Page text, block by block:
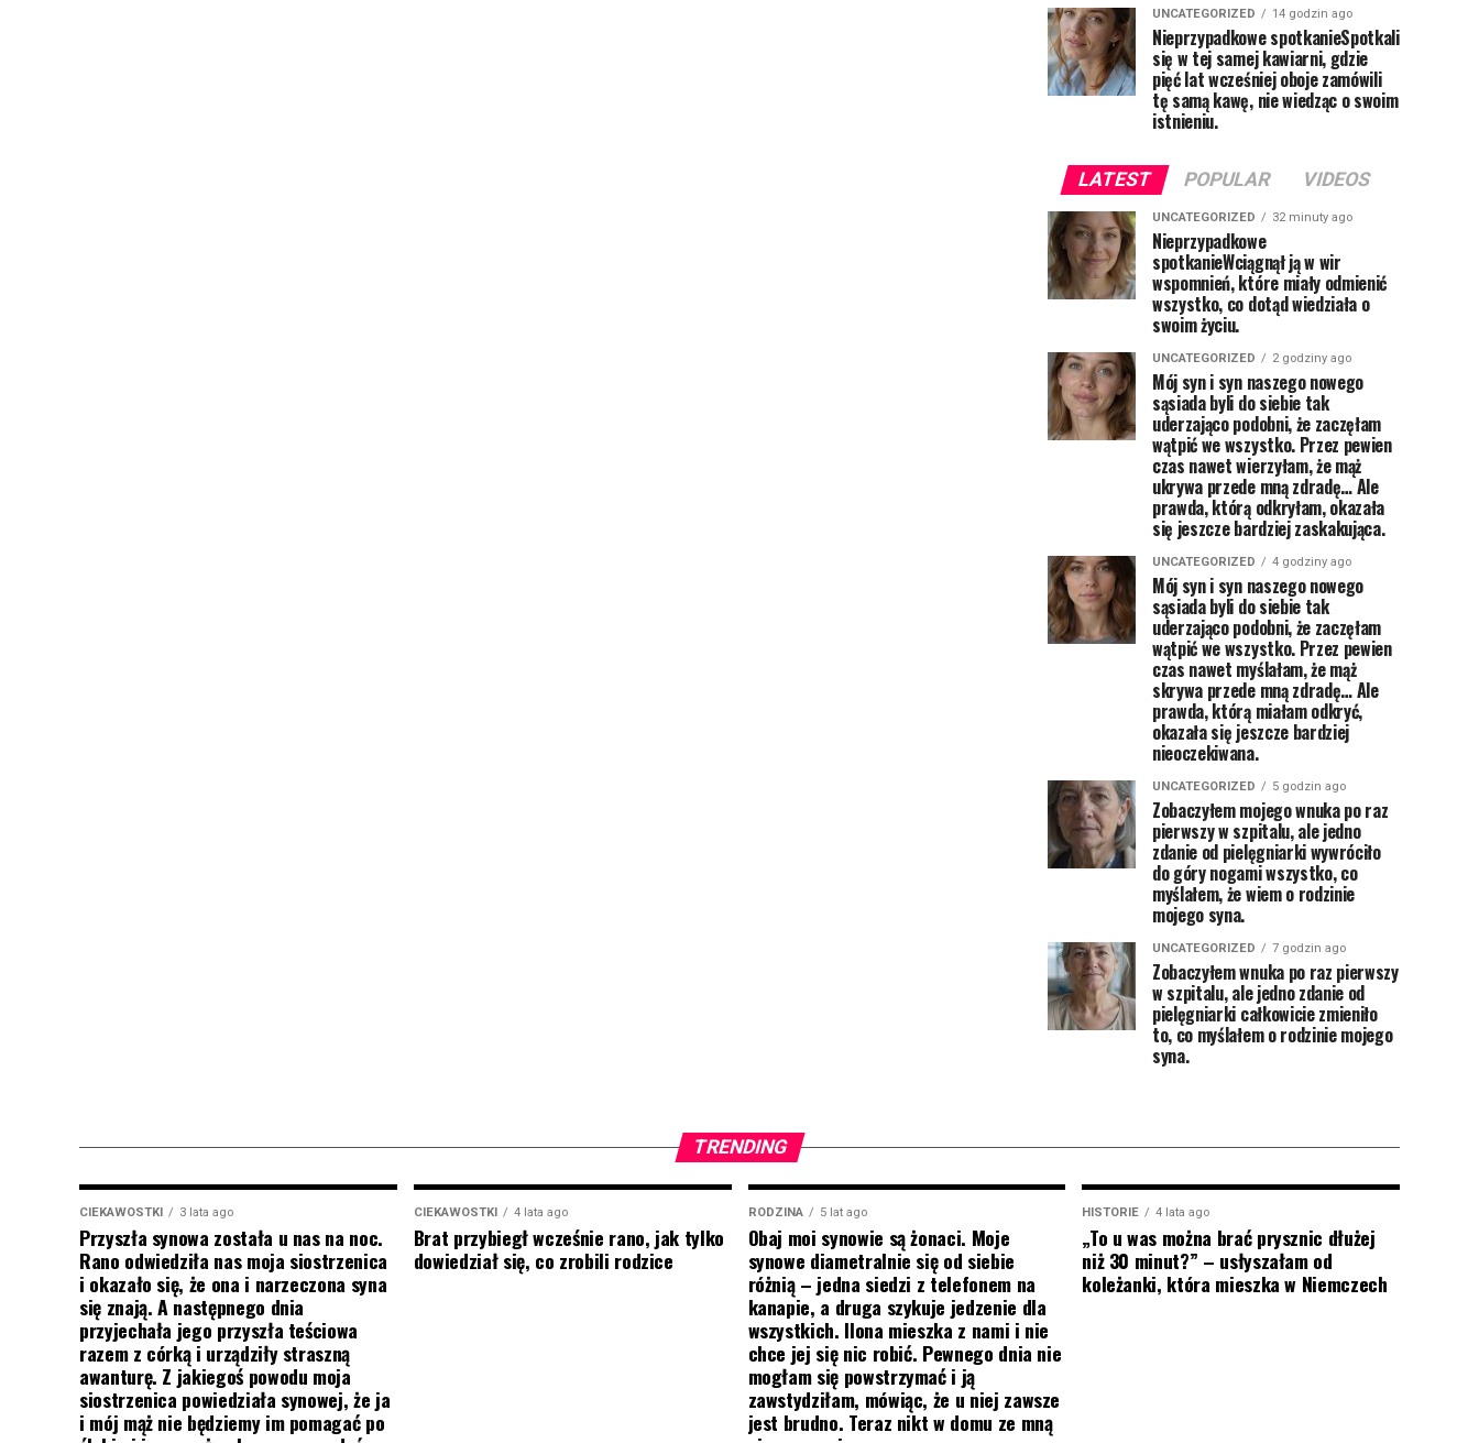
UNCATEGORIZED 14 godzin ago
Nieprzypadkowe spotkanieSpotkali
się w tej samej kawiarni, gdzie
pięć lat wcześniej oboje zamówili
tę samą kawę, nie wiedząc o swoim
istnieniu.
LATEST POPULAR VIDEOS
UNCATEGORIZED 32 minuty ago
Nieprzypadkowe
spotkanieWciągnął ją w wir
wspomnień, które miały odmienić
wszystko, co dotąd wiedziała o
swoim życiu.
UNCATEGORIZED 2 godziny ago
Mój syn i syn naszego nowego
sąsiada byli do siebie tak
uderzająco podobni, że zaczęłam
wątpić we wszystko. Przez pewien
czas nawet wierzyłam, że mąż
ukrywa przede mną zdradę… Ale
prawda, którą odkryłam, okazała
się jeszcze bardziej zaskakująca.
UNCATEGORIZED 4 godziny ago
Mój syn i syn naszego nowego
sąsiada byli do siebie tak
uderzająco podobni, że zaczęłam
wątpić we wszystko. Przez pewien
czas nawet myślałam, że mąż
skrywa przede mną zdradę… Ale
prawda, którą miałam odkryć,
okazała się jeszcze bardziej
nieoczekiwana.
UNCATEGORIZED 5 godzin ago
Zobaczyłem mojego wnuka po raz
pierwszy w szpitalu, ale jedno
zdanie od pielęgniarki wywróciło
do góry nogami wszystko, co
myślałem, że wiem o rodzinie
mojego syna.
UNCATEGORIZED 7 godzin ago
Zobaczyłem wnuka po raz pierwszy
w szpitalu, ale jedno zdanie od
pielęgniarki całkowicie zmieniło
to, co myślałem o rodzinie mojego
syna.
TRENDING
CIEKAWOSTKI 3 lata ago
Przyszła synowa została u nas na noc.
Rano odwiedziła nas moja siostrzenica
i okazało się, że ona i narzeczona syna
się znają. A następnego dnia
przyjechała jego przyszła teściowa
razem z córką i urządziły straszną
awanturę. Z jakiegoś powodu moja
siostrzenica powiedziała synowej, że ja
i mój mąż nie będziemy im pomagać po
CIEKAWOSTKI 4 lata ago
Brat przybiegł wcześnie rano, jak tylko
dowiedział się, co zrobili rodzice
RODZINA 5 lat ago
Obaj moi synowie są żonaci. Moje
synowe diametralnie się od siebie
różnią – jedna siedzi z telefonem na
kanapie, a druga szykuje jedzenie dla
wszystkich. Ilona mieszka z nami i nie
chce jej się nic robić. Pewnego dnia nie
mogłam się powstrzymać i ją
zawstydziłam, mówiąc, że u niej zawsze
jest brudno. Teraz nikt w domu ze mną
HISTORIE 4 lata ago
„To u was można brać prysznic dłużej
niż 30 minut?” – usłyszałam od
koleżanki, która mieszka w Niemczech